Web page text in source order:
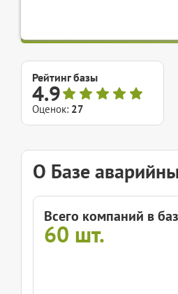
Рейтинг базы
4.9
Оценок: 27
О Базе
Всего компаний в
60 шт.